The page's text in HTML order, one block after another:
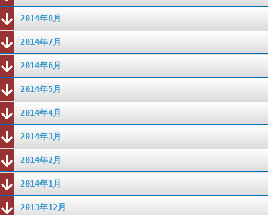
2014年8月
2014年7月
2014年6月
2014年5月
2014年4月
2014年3月
2014年2月
2014年1月
2013年12月